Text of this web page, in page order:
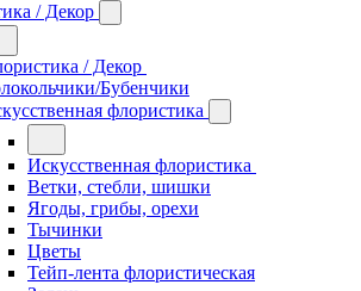
/ Декор
/ Декор
Бубенчики
флористика
Искусственная флористика
Ветки, стебли, шишки
Ягоды, грибы, орехи
Тычинки
Цветы
Тейп-лента флористическая